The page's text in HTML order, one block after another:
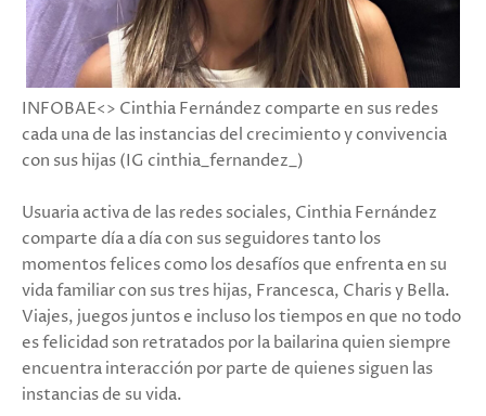
INFOBAE<> Cinthia Fernández comparte en sus redes
cada una de las instancias del crecimiento y convivencia
con sus hijas (IG cinthia_fernandez_)
Usuaria activa de las redes sociales, Cinthia Fernández
comparte día a día con sus seguidores tanto los
momentos felices como los desafíos que enfrenta en su
vida familiar con sus tres hijas, Francesca, Charis y Bella.
Viajes, juegos juntos e incluso los tiempos en que no todo
es felicidad son retratados por la bailarina quien siempre
encuentra interacción por parte de quienes siguen las
instancias de su vida.